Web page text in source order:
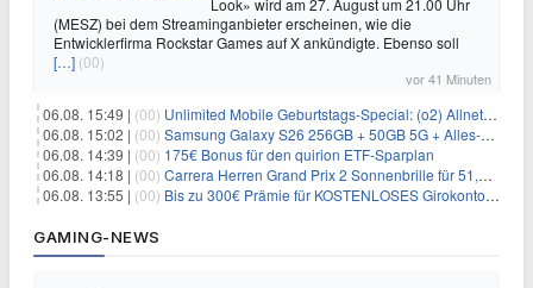
Look» wird am 27. August um 21.00 Uhr
(MESZ) bei dem Streaminganbieter erscheinen, wie die
Entwicklerfirma Rockstar Games auf X ankündigte. Ebenso soll
[…] (00)
vor 41 Minuten
06.08. 15:49 | (00) Unlimited Mobile Geburtstags-Special: (o2) Allnet-Flats ab 14,99€/Monat
06.08. 15:02 | (00) Samsung Galaxy S26 256GB + 50GB 5G + Alles-Flat im Vodafone-Netz für 19,99€/Monat – eff. 0,20€/Monat
06.08. 14:39 | (00) 175€ Bonus für den quirion ETF-Sparplan
06.08. 14:18 | (00) Carrera Herren Grand Prix 2 Sonnenbrille für 51,55€
06.08. 13:55 | (00) Bis zu 300€ Prämie für KOSTENLOSES Girokonto bei der Santander – 50€ schon nach 1 Woche!
GAMING-NEWS